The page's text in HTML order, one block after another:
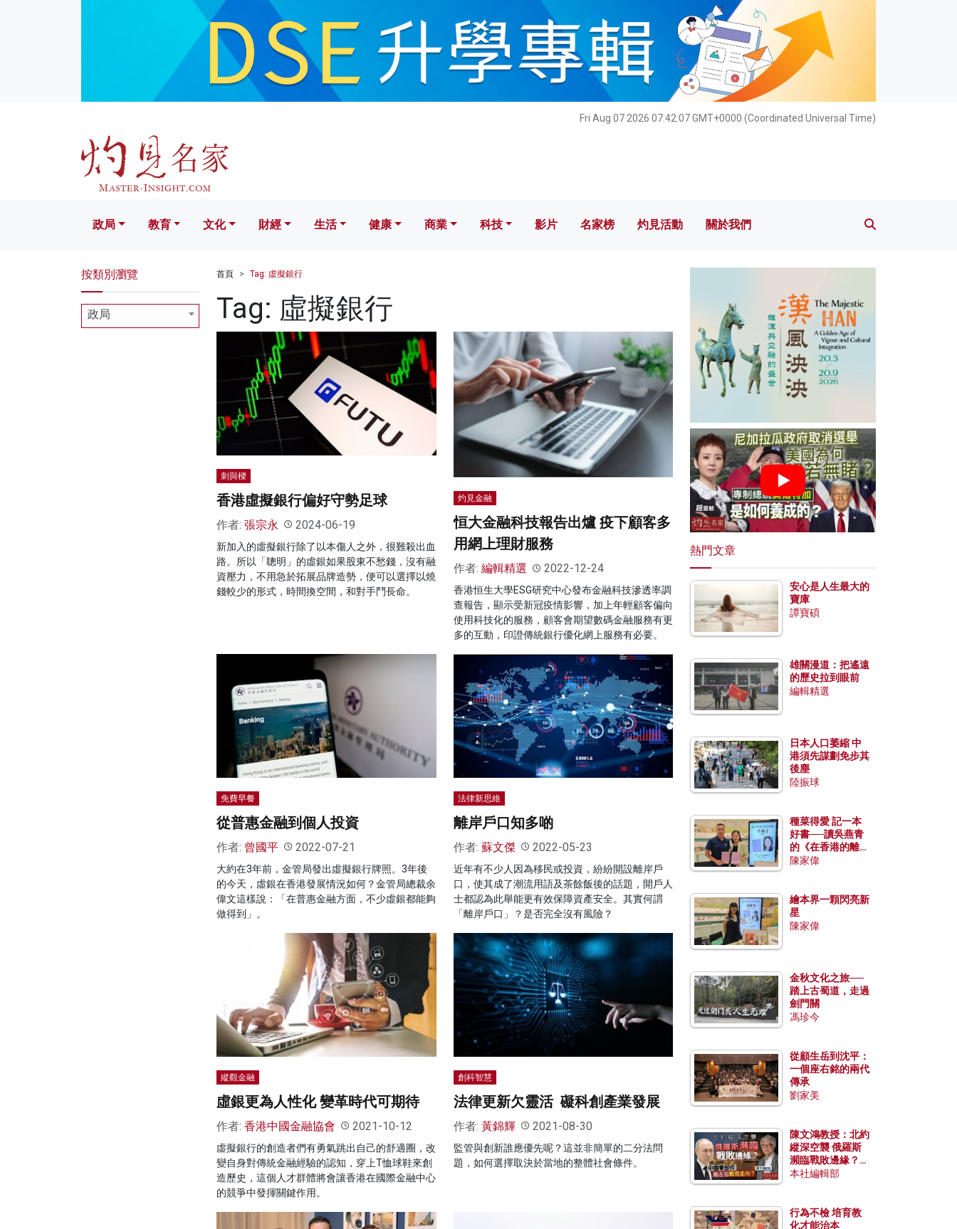
Fri Aug 07 2026 07:42:08 GMT+0000 (Coordinated Universal Time)
文化 財經 生活 健康 科技 影片 名家榜 灼見活動 關於我們
政局 教育 文化 財經 生活 健康 商業 科技 影片 名家榜 灼見活動 關於我們
首頁 Tag: 虛擬銀行
Tag: 虛擬銀行
刺與樑
香港虛擬銀行偏好守勢足球
作者: 張宗永 2024-06-19
新加入的虛擬銀行除了以本傷人之外，很難殺出血
路。所以「聰明」的虛銀如果股東不愁錢，沒有融
資壓力，不用急於拓展品牌造勢，便可以選擇以燒
錢較少的形式，時間換空間，和對手鬥長命。
灼見金融
恒大金融科技報告出爐 疫下顧客多
用網上理財服務
作者: 編輯精選 2022-12-24
香港恒生大學ESG研究中心發布金融科技滲透率調
查報告，顯示受新冠疫情影響，加上年輕顧客偏向
使用科技化的服務，顧客會期望數碼金融服務有更
多的互動，印證傳統銀行優化網上服務有必要。
免費早餐
從普惠金融到個人投資
作者: 曾國平 2022-07-21
大約在3年前，金管局發出虛擬銀行牌照。3年後
的今天，虛銀在香港發展情況如何？金管局總裁余
偉文這樣說：「在普惠金融方面，不少虛銀都能夠
做得到」。
法律新思維
離岸戶口知多啲
作者: 蘇文傑 2022-05-23
近年有不少人因為移民或投資，紛紛開設離岸戶
口，使其成了潮流用語及茶餘飯後的話題，開戶人
士都認為此舉能更有效保障資產安全。其實何謂
「離岸戶口」？是否完全沒有風險？
縱觀金融
虛銀更為人性化 變革時代可期待
作者: 香港中國金融協會 2021-10-12
虛擬銀行的創造者們有勇氣跳出自己的舒適圈，改
變自身對傳統金融經驗的認知，穿上T恤球鞋來創
造歷史，這個人才群體將會讓香港在國際金融中心
的競爭中發揮關鍵作用。
創科智慧
法律更新欠靈活 礙科創產業發展
作者: 黃錦輝 2021-08-30
監管與創新誰應優先呢？這並非簡單的二分法問
題，如何選擇取決於當地的整體社會條件。
按類別瀏覽
政局
熱門文章
安心是人生最大的
寶庫
譚寶碩
雄關漫道：把遙遠
的歷史拉到眼前
編輯精選
日本人口萎縮 中
港須先謀劃免步其
後塵
陸振球
種菜得愛 記一本
好書──讀吳燕青
的《在香港的離島
種菜》
陳家偉
繪本界一顆閃亮新
星
陳家偉
金秋文化之旅──
踏上古蜀道，走過
劍門關
馮珍今
從顧生岳到沈平：
一個座右銘的兩代
傳承
劉家美
陳文鴻教授：北約
縱深空襲 俄羅斯
瀕臨戰敗邊緣？中
國零部件能左右戰
本社編輯部
行為不檢 培育教
化才能治本